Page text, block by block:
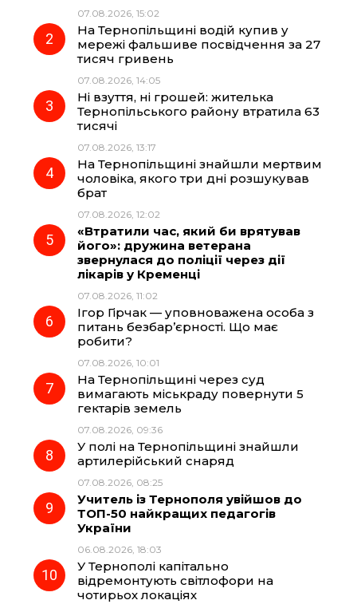
o
k
r
a
A
07.08.2026, 15:02
На Тернопільщині водій купив у
мережі фальшиве посвідчення за 27
тисяч гривень
07.08.2026, 14:05
Ні взуття, ні грошей: жителька
Тернопільського району втратила 63
тисячі
07.08.2026, 13:17
На Тернопільщині знайшли мертвим
чоловіка, якого три дні розшукував
брат
07.08.2026, 12:02
«Втратили час, який би врятував
його»: дружина ветерана
звернулася до поліції через дії
лікарів у Кременці
07.08.2026, 11:02
Ігор Гірчак — уповноважена особа з
питань безбар’єрності. Що має
робити?
07.08.2026, 10:01
На Тернопільщині через суд
вимагають міськраду повернути 5
гектарів земель
07.08.2026, 09:36
У полі на Тернопільщині знайшли
артилерійський снаряд
07.08.2026, 08:25
Учитель із Тернополя увійшов до
ТОП-50 найкращих педагогів
України
06.08.2026, 18:03
У Тернополі капітально
відремонтують світлофори на
чотирьох локаціях